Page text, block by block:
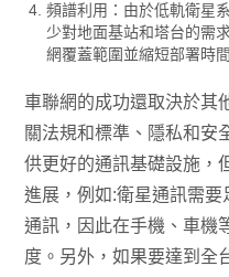
頻譜利用：由於低軌衛星
少對地面基站和塔台的需
網覆蓋範圍並縮短部署時
車聯網的成功還取決於其
關法規和標準、隱私和安
供更好的通訊基礎設施，
進展，例如:衛星通訊需
通訊，因此在手機、車機
度。另外，如果要達到全